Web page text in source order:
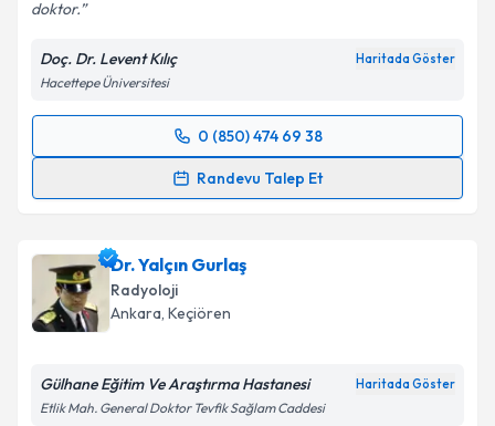
doktor.
Doç. Dr. Levent Kılıç Haritada Göster
Hacettepe Üniversitesi
0 (850) 474 69 38
Randevu Talep Et
Randevu Takvimi Talebi
takvim hazırlandığında e-posta ile bilgilendireceğiz.
E-posta Adresiniz
Kişisel verilerimin işlenmesine ilişkin
Dr. Yalçın Gurlaş
Radyoloji
Ankara, Keçiören
Gülhane Eğitim Ve Araştırma Hastanesi Haritada Göster
Etlik Mah. General Doktor Tevfik Sağlam Caddesi